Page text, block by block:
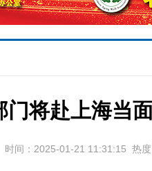
门将赴上海当
时间：2025-01-21 11:31:15 热